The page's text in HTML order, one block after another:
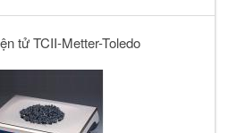
tử TCII-Metter-Toledo